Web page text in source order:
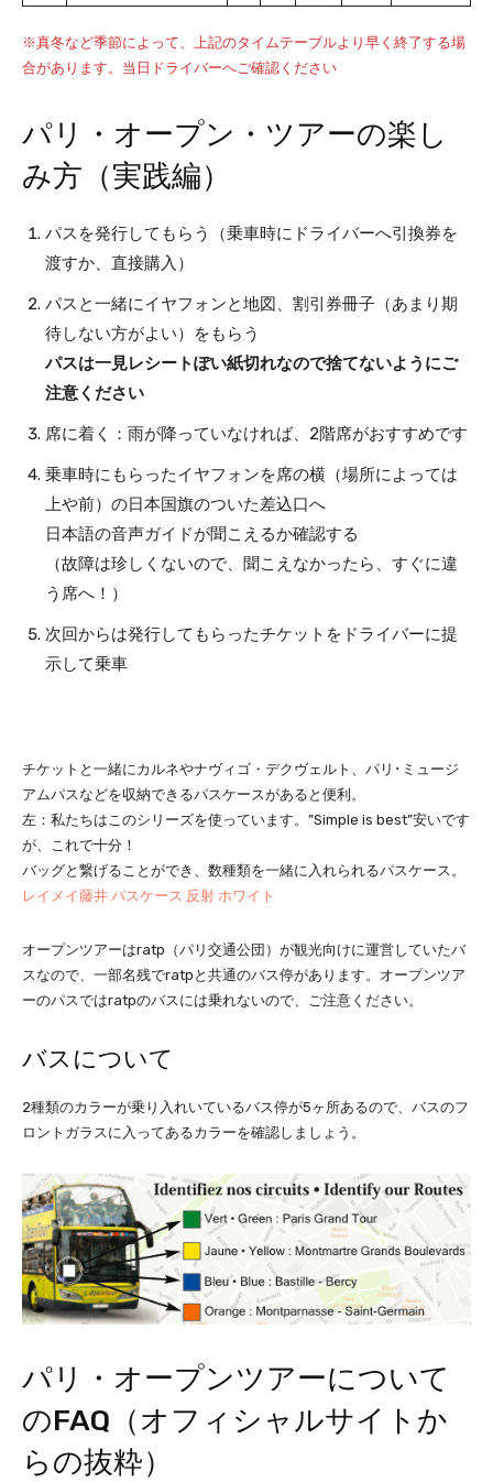
※真冬など季節によって、上記のタイムテーブルより早く終了する場
合があります。当日ドライバーへご確認ください
パリ・オープン・ツアーの楽し
み方（実践編）
パスを発行してもらう（乗車時にドライバーへ引換券を
渡すか、直接購入）
パスと一緒にイヤフォンと地図、割引券冊子（あまり期
待しない方がよい）をもらう
パスは一見レシートぽい紙切れなので捨てないようにご
注意ください
席に着く：雨が降っていなければ、2階席がおすすめです
乗車時にもらったイヤフォンを席の横（場所によっては
上や前）の日本国旗のついた差込口へ
日本語の音声ガイドが聞こえるか確認する
（故障は珍しくないので、聞こえなかったら、すぐに違
う席へ！）
次回からは発行してもらったチケットをドライバーに提
示して乗車
チケットと一緒にカルネやナヴィゴ・デクヴェルト、パリ･ミュージ
アムパスなどを収納できるパスケースがあると便利。
左：私たちはこのシリーズを使っています。”Simple is best”安いです
が、これで十分！
バッグと繋げることができ、数種類を一緒に入れられるパスケース。
レイメイ藤井 パスケース 反射 ホワイト
オープンツアーはratp（パリ交通公団）が観光向けに運営していたバ
スなので、一部名残でratpと共通のバス停があります。オープンツア
ーのパスではratpのバスには乗れないので、ご注意ください。
バスについて
2種類のカラーが乗り入れいているバス停が5ヶ所あるので、バスのフ
ロントガラスに入ってあるカラーを確認しましょう。
パリ・オープンツアーについて
のFAQ（オフィシャルサイトか
らの抜粋）